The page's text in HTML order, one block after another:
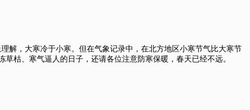
解，大寒冷于小寒。但在气象记录中，在北方地区小寒节气比大寒节
枯、寒气逼人的日子，还请各位注意防寒保暖，春天已经不远。